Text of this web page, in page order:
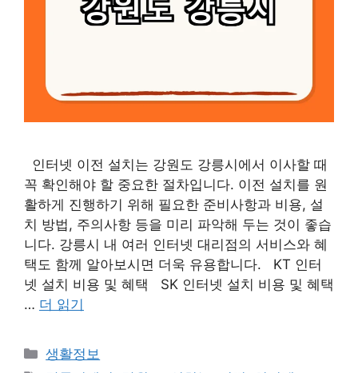
인터넷 이전 설치는 강원도 강릉시에서 이사할 때
꼭 확인해야 할 중요한 절차입니다. 이전 설치를 원
활하게 진행하기 위해 필요한 준비사항과 비용, 설
치 방법, 주의사항 등을 미리 파악해 두는 것이 좋습
니다. 강릉시 내 여러 인터넷 대리점의 서비스와 혜
택도 함께 알아보시면 더욱 유용합니다. KT 인터
넷 설치 비용 및 혜택 SK 인터넷 설치 비용 및 혜택
… 더 읽기
카
생활정보